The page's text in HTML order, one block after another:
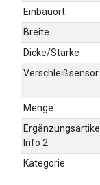
Einbauort
Breite
Dicke/Stärke
Verschleißsensor
Menge
Info 2
Kategorie